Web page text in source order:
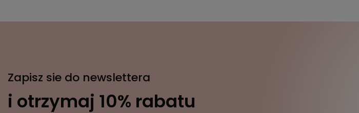
Zapisz sie do newslettera
i otrzymaj 10% rabatu